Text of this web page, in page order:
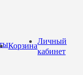
Корзина
Личный
кабинет